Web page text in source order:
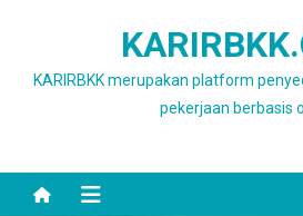
KARIRBKK merupakan platform
pekerjaan berbasis